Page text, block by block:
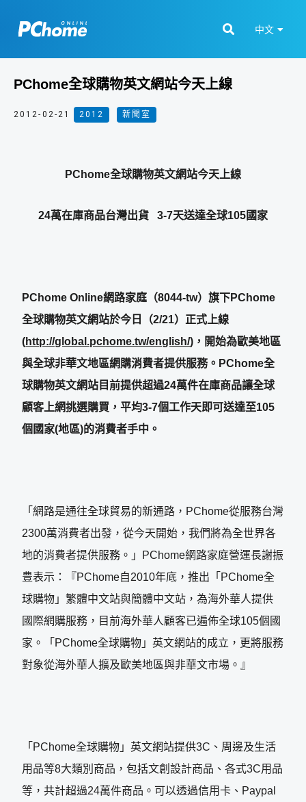
中文
PChome全球購物英文網站今天上線
2012-02-21 2012 新聞室
PChome全球購物英文網站今天上線
24萬在庫商品台灣出貨 3-7天送達全球105國家
PChome Online網路家庭（8044-tw）旗下PChome
全球購物英文網站於今日（2/21）正式上線
(http://global.pchome.tw/english/) ，開始為歐美地區
與全球非華文地區網購消費者提供服務。 PChome全
球購物英文網站目前提供超過24萬件在庫商品讓全球
顧客上網挑選購買，平均3-7個工作天即可送達至105
個國家(地區)的消費者手中。
「網路是通往全球貿易的新通路，PChome從服務台灣
2300萬消費者出發，從今天開始，我們將為全世界各
地的消費者提供服務。」PChome網路家庭營運長謝振
豊表示：『PChome自2010年底，推出「PChome全
球購物」繁體中文站與簡體中文站，為海外華人提供
國際網購服務，目前海外華人顧客已遍佈全球105個國
家。「PChome全球購物」英文網站的成立，更將服務
對象從海外華人擴及歐美地區與非華文市場。』
「PChome全球購物」英文網站提供3C、周邊及生活
用品等8大類別商品，包括文創設計商品、各式3C用品
等，共計超過24萬件商品。可以透過信用卡、Paypal